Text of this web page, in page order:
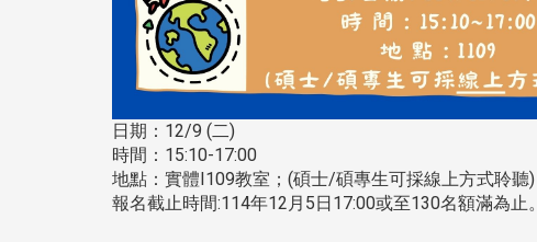
日期：12/9 (二)
時間：15:10-17:00
地點：實體I109教室；(碩士/碩專生可採線上方式聆聽)
報名截止時間:114年12月5日17:00或至130名額滿為止。